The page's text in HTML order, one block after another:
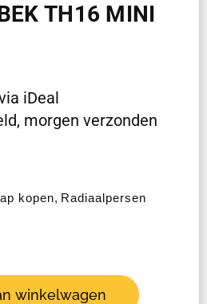
TH16 MINI
iDeal
morgen verzonden
kopen, Radiaalpersen
winkelwagen